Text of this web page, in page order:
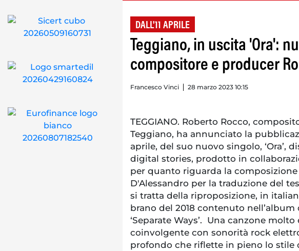
DALL'11 APRILE
Teggiano, in uscita 'Ora':
compositore e producer
Francesco Vinci 28 marzo 2023 10:15
TEGGIANO. Roberto Rocco,
Teggiano, ha annunciato la
aprile, del suo nuovo singolo, ‘Ora’,
digital stories, prodotto in
per quanto riguarda la
D'Alessandro per la traduzione del
si tratta della riproposizione, in
brano del 2018 contenuto nell’album
‘Separate Ways’. Una canzone
coinvolgente con sonorità rock
profondo che riflette in pieno lo stile